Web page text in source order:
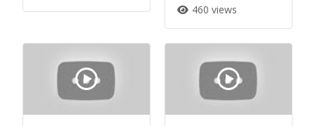
460 views